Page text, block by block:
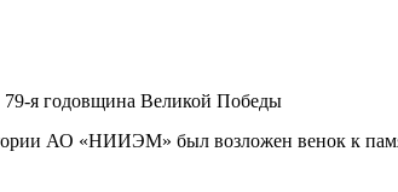
79-я годовщина Великой Победы
АО «НИИЭМ» был возложен венок к